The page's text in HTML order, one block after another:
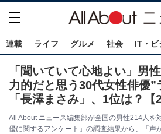
連載 ライフ グルメ 社会 IT・ビ
「聞いていて心地よい」男
力的だと思う30代女性俳優”
「長澤まさみ」、1位は？【
All About ニュース編集部が全国の男性214人を
優に関するアンケート」の調査結果から、「声